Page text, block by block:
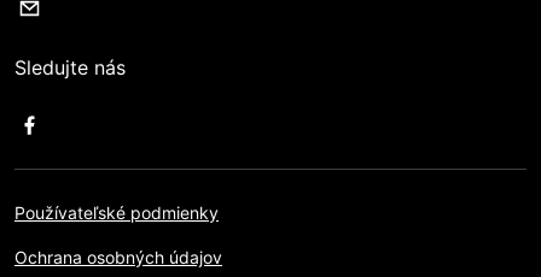
Sledujte nás
Používateľské podmienky
Ochrana osobných údajov